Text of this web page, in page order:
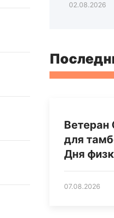
02.08.2026
Ветеран
для
Дня
07.08.2026